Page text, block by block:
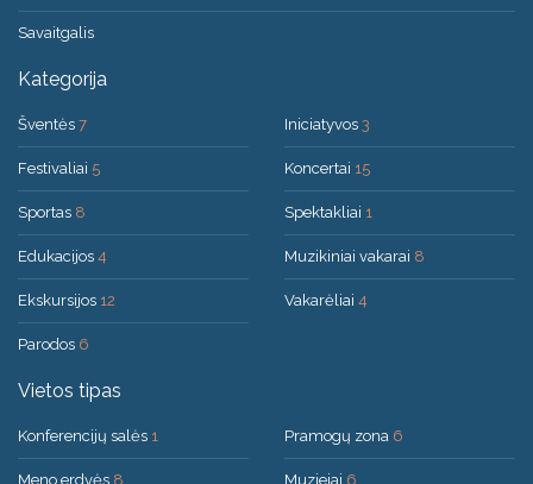
Savaitgalis
Kategorija
Šventės 7
Festivaliai 5
Sportas 8
Edukacijos 4
Ekskursijos 12
Parodos 6
Iniciatyvos 3
Koncertai 15
Spektakliai 1
Muzikiniai vakarai 8
Vakarėliai 4
Vietos tipas
Konferencijų salės 1
Meno erdvės 8
Pramogų zona 6
Muziejai 6